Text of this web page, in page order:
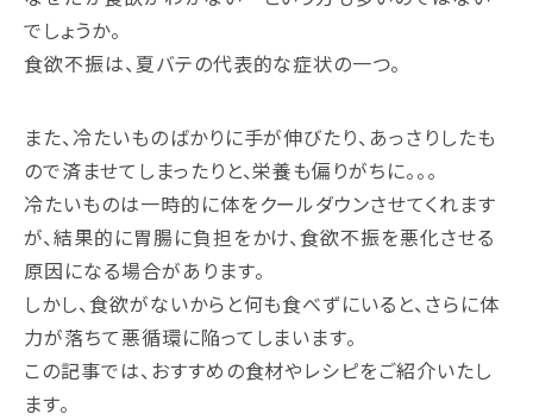
でしょうか。
食欲不振は、夏バテの代表的な症状の一つ。
また、冷たいものばかりに手が伸びたり、あっさりしたも
ので済ませてしまったりと、栄養も偏りがちに。。。
冷たいものは一時的に体をクールダウンさせてくれます
が、結果的に胃腸に負担をかけ、食欲不振を悪化させる
原因になる場合があります。
しかし、食欲がないからと何も食べずにいると、さらに体
力が落ちて悪循環に陥ってしまいます。
この記事では、おすすめの食材やレシピをご紹介いたし
ます。